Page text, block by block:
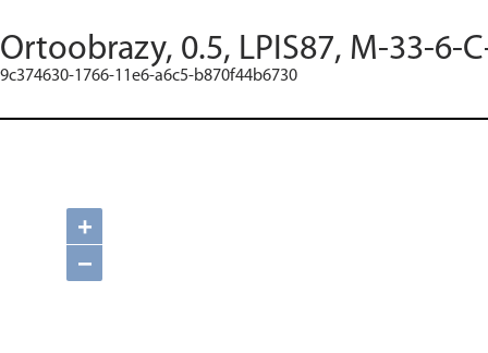
Ortoobrazy, 0.5, LPIS87, M-33-6-
9c374630-1766-11e6-a6c5-b870f44b6730
+
−